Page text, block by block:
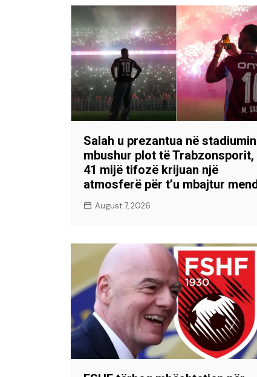
Salah u prezantua në
mbushur plot të Trabzonsporit,
41 mijë tifozë krijuan një
atmosferë për t’u mbajtur
August 7, 2026